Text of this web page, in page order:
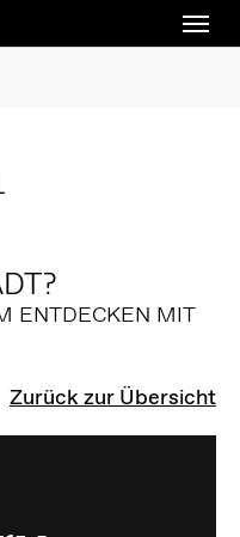
ENTDECKEN MIT
Zurück zur Übersicht